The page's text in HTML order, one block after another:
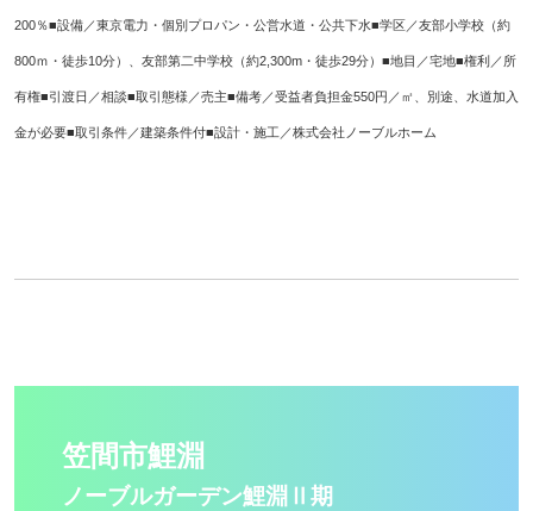
200％■設備／東京電力・個別プロパン・公営水道・公共下水■学区／友部小学校（約
800ｍ・徒歩10分）、友部第二中学校（約2,300m・徒歩29分）■地目／宅地■権利／所
有権■引渡日／相談■取引態様／売主■備考／受益者負担金550円／㎡、別途、水道加入
金が必要■取引条件／建築条件付■設計・施工／株式会社ノーブルホーム
笠間市鯉淵
ノーブルガーデン鯉淵Ⅱ期